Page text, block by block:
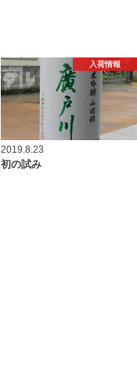
入荷情報
2019.8.23
初の試み